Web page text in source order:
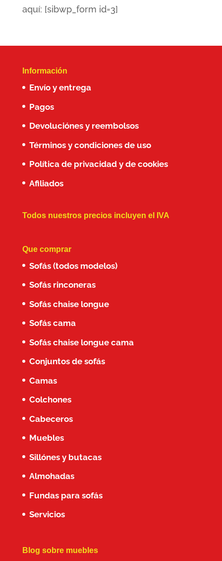
aquí: [sibwp_form id=3]
Información
Envío y entrega
Pagos
Devoluciónes y reembolsos
Términos y condiciones de uso
Política de privacidad y de cookies
Afiliados
Todos nuestros precios incluyen el IVA
Que comprar
Sofás (todos modelos)
Sofás rinconeras
Sofás chaise longue
Sofás cama
Sofás chaise longue cama
Conjuntos de sofás
Camas
Colchones
Cabeceros
Muebles
Sillónes y butacas
Almohadas
Fundas para sofás
Servicios
Blog sobre muebles